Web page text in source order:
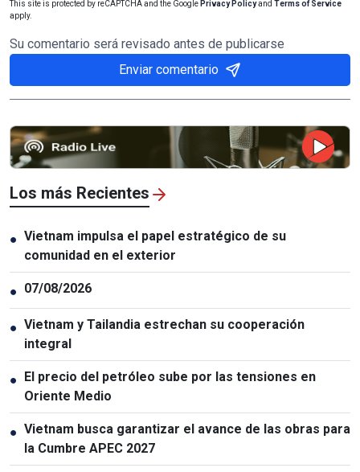
This site is protected by reCAPTCHA and the Google Privacy Policyand Terms of Service
apply.
Su comentario será revisado antes de publicarse
Enviar comentario
Los más Recientes
● Vietnam impulsa el papel estratégico de su
comunidad en el exterior
● 07/08/2026
● Vietnam y Tailandia estrechan su cooperación
integral
● El precio del petróleo sube por las tensiones en
Oriente Medio
● Vietnam busca garantizar el avance de las obras para
la Cumbre APEC 2027